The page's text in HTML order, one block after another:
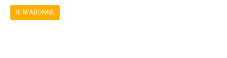
JE M'ABONNE